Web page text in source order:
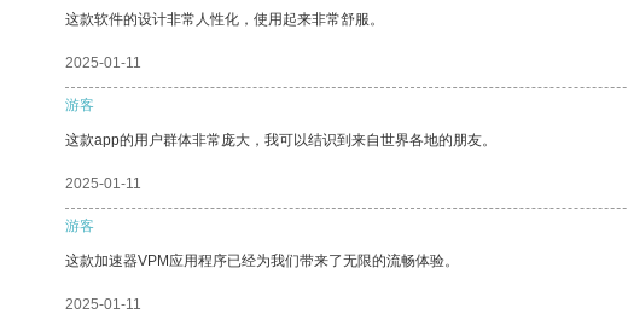
这款软件的设计非常人性化，使用起来非常舒服。
2025-01-11
游客
这款app的用户群体非常庞大，我可以结识到来自世界各地的朋友。
2025-01-11
游客
这款加速器VPM应用程序已经为我们带来了无限的流畅体验。
2025-01-11